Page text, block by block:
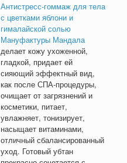
Антистресс-гоммаж для тела
с цветками яблони и
гималайской солью
Мануфактуры Мандала
делает кожу ухоженной,
гладкой, придает ей
сияющий эффектный вид,
как после СПА-процедуры,
очищает от загрязнений и
косметики, питает,
увлажняет, тонизирует,
насыщает витаминами,
отличный сбалансированный
уход. Готовый убтан